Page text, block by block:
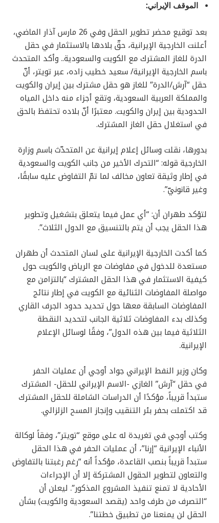
الموقف الإيراني:
بعد توقيع محضر تطوير الحقل وفي 26 مارس آذار الماضي،
أعلنت الخارجية الإيرانية، حقّ بلادها بالاستثمار في حقل
الدرة للغاز المشترك مع الكويت والسعودية.. وأكد المتحدث
باسم الخارجية الإيرانية/ سعيد خطيب زاده، عبر تويتر، أنّ
حقل “آرش/الدرة” للغاز هو حقل مشترك بين إيران والكويت
والمملكة العربية السعودية، وتقع أجزاء منه داخل المياه
الحدودية بين إيران والكويت. معتبرًا أنّ بلاده تحتفظ بالحق
في استغلال حقل الغاز المشترك.
بدورها، نقلت وسائل إعلام إيرانية عن المتحدّث باسم وزارة
الخارجية قوله: “التحرك الأخير من جانب الكويت والسعودية
في إطار وثيقة تعاون مخالف لما تمّ التفاوض عليه سابقًا،
وغير قانونيّ”.
لتؤكد طهران أن: “أي عمل فيما يتعلق بتشغيل وتطوير
هذا الحقل يجب أن يتم بالتنسيق مع الدول الثلاث”.
كما أكدت الخارجية الإيرانية على لسان المتحدث أن طهران
مستعدة للدخول في مفاوضات مع الرياض والكويت حول
كيفية الاستثمار في هذا الحقل المشترك “بالتزامن مع
مواصلة المفاوضات الثنائية مع الكويت في إطار نتائج
المفاوضات السابقة معها حول تحديد حدود الجرف القاري
وكذلك بدء المفاوضات ثلاثية الجانب لتحديد النقطة
الثلاثية فيما بين هذه الدول”، وفقًا لوسائل الإعلام
الإيرانية.
وكان وزير النفط الإيراني جواد أوجي أن عمليات الحفر
في حقل “آرش” الغازي -الاسم الإيراني للحقل- المشترك
ستبدأ قريباً، مؤكدًا أن الدراسات الشاملة للحقل المشترك
قد اكتملت بحفر بئر التنقيب وإنجاز المسح الزلزالي.
وكتب أوجي في تغريدة له على موقع “تويتر”، وفقاً لوكالة
الأنباء الإيرانية “إرنا”، أن عمليات الحفر في هذا الحقل
ستبدأ قريباً بنصب القاعدة، مؤكداً أنه “رغم رغبتنا بالتفاوض
والتعاون لتطوير الحقول المشتركة إلا أن الإجراءات
الأحادية لا تمنع تنفيذ المشروع المذكور”. ليعلن أن
“التصرف من طرف واحد (يقصد السعودية والكويت) بشأن
الحقل لن يمنعنا من تطبيق خطتنا”.